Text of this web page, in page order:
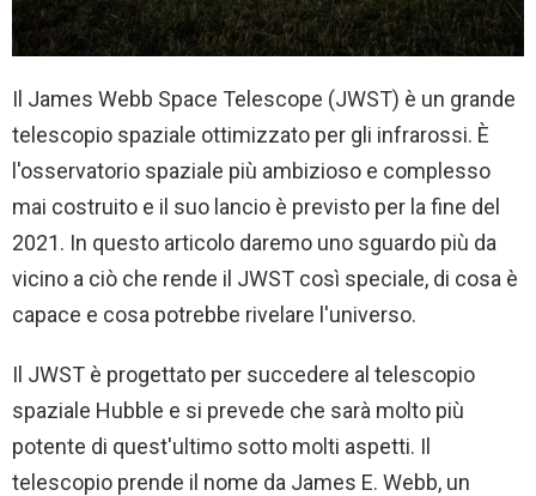
Il James Webb Space Telescope (JWST) è un grande
telescopio spaziale ottimizzato per gli infrarossi. È
l'osservatorio spaziale più ambizioso e complesso
mai costruito e il suo lancio è previsto per la fine del
2021. In questo articolo daremo uno sguardo più da
vicino a ciò che rende il JWST così speciale, di cosa è
capace e cosa potrebbe rivelare l'universo.
Il JWST è progettato per succedere al telescopio
spaziale Hubble e si prevede che sarà molto più
potente di quest'ultimo sotto molti aspetti. Il
telescopio prende il nome da James E. Webb, un